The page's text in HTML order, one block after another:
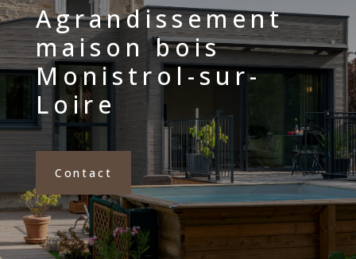
Agrandissement
maison bois
Monistrol-sur-
Loire
Contact